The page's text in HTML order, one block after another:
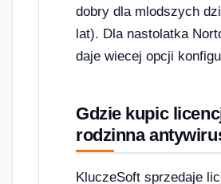
dobry dla mlodszych
lat). Dla nastolatka
daje wiecej opcji
Gdzie kupic
rodzinna
KluczeSoft sprzedaje